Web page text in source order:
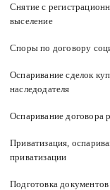
Снятие с
выселение
Споры по договору
Оспаривание сделок
наследодателя
Оспаривание договора
Приватизация,
приватизации
Подготовка документов